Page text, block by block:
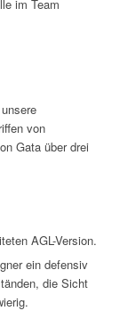
im Team
von
Gata über drei
AGL-Version.
ein defensiv
die Sicht